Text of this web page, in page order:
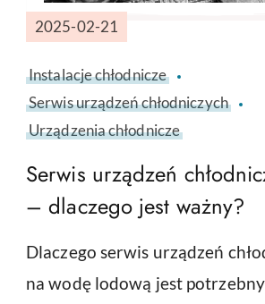
2025-02-21
Instalacje chłodnicze
Serwis urządzeń chłodniczych
Urządzenia chłodnicze
Serwis urządzeń
– dlaczego jest ważny?
Dlaczego serwis urządzeń
na wodę lodową jest